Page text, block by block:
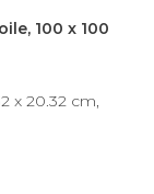
100 x 100
x 20.32 cm,